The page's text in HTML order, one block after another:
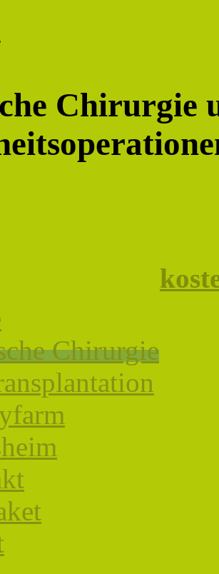
Chirurgie
Chirurgie